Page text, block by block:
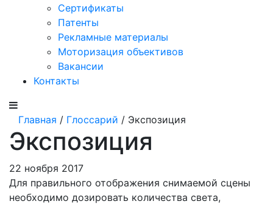
Сертификаты
Патенты
Рекламные материалы
Моторизация объективов
Вакансии
Контакты
Главная / Глоссарий / Экспозиция
Экспозиция
22 ноября 2017
Для правильного отображения снимаемой сцены
необходимо дозировать количества света,